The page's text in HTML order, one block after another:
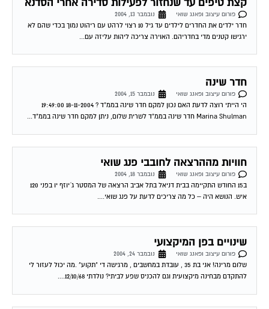
קצת טיפים עד שנחזור לפעילות סדירה אחרי הסדנא
פורום עיצוב ופאנג שואי
נובמבר 13, 2004
חדר ילדים את החדרים לילדים עד גיל 10 רצוי לרהט עם ריהוט נמוך בכדי שהם לא
ירגישו קטנים מדי בחדריהם. האוירה צריכה ליהות עליזה עם...
חדר שינה
פורום עיצוב ופאנג שואי
נובמבר 15, 2004
הי הייתי רוצה לדעת האם נכון למקם חדר שינה בממ"ד ? 18-11-2004 19:49:00
Marina Shulman חדר שינה בממ"ד לשרית שלום, ניתן למקם חדר שינה בממ"ד...
חוויות מההרצאה לחובבי פנג שואי
פורום עיצוב ופאנג שואי
נובמבר 18, 2004
ב15 החודש התקיימה בבית דניאל בתל אביב הרצאה של המסטר ג´יוזף יו בפני 120
איש. הנושא היה – כל מה צריכים לדעת על פנג שואי....
שינויים בפן המיקצועי
פורום עיצוב ופאנג שואי
נובמבר 24, 2004
שלום מרינה! אני בת 35 , עובדת במחשבים , מרגישה די "תקוע" .מה יכול לעזור לי
להתקדם מבחינה מיקצועית וגם להכניס שפע לביתי? נולדתי 12/10/68....